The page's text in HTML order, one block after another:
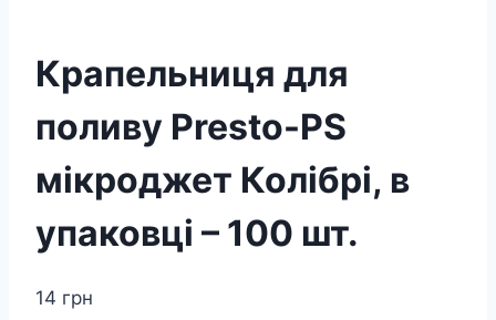
Крапельниця для
поливу Presto-PS
мікроджет Колібрі, в
упаковці – 100 шт.
14 грн